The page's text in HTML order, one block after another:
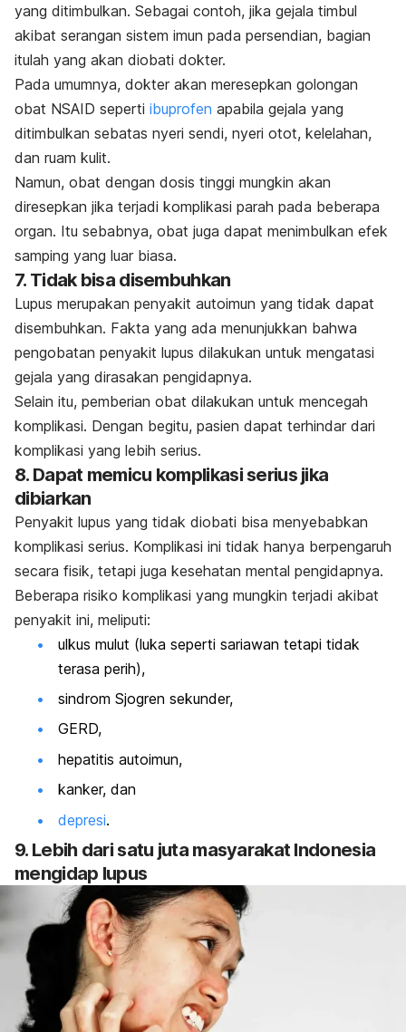
yang ditimbulkan. Sebagai contoh, jika gejala timbul
akibat serangan sistem imun pada persendian, bagian
itulah yang akan diobati dokter.
Pada umumnya, dokter akan meresepkan golongan
obat NSAID seperti ibuprofen apabila gejala yang
ditimbulkan sebatas nyeri sendi, nyeri otot, kelelahan,
dan ruam kulit.
Namun, obat dengan dosis tinggi mungkin akan
diresepkan jika terjadi komplikasi parah pada beberapa
organ. Itu sebabnya, obat juga dapat menimbulkan efek
samping yang luar biasa.
7. Tidak bisa disembuhkan
Lupus merupakan penyakit autoimun yang tidak dapat
disembuhkan. Fakta yang ada menunjukkan bahwa
pengobatan penyakit lupus dilakukan untuk mengatasi
gejala yang dirasakan pengidapnya.
Selain itu, pemberian obat dilakukan untuk mencegah
komplikasi. Dengan begitu, pasien dapat terhindar dari
komplikasi yang lebih serius.
8. Dapat memicu komplikasi serius jika
dibiarkan
Penyakit lupus yang tidak diobati bisa menyebabkan
komplikasi serius. Komplikasi ini tidak hanya berpengaruh
secara fisik, tetapi juga kesehatan mental pengidapnya.
Beberapa risiko komplikasi yang mungkin terjadi akibat
penyakit ini, meliputi:
ulkus mulut (luka seperti sariawan tetapi tidak
terasa perih),
sindrom Sjogren sekunder,
GERD,
hepatitis autoimun,
kanker, dan
depresi.
9. Lebih dari satu juta masyarakat Indonesia
mengidap lupus